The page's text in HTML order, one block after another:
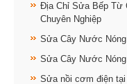
Địa Chỉ Sửa Bếp Từ
Chuyên Nghiệp
Sửa Cây Nước
Sửa Cây Nước
Sửa nồi cơm điện